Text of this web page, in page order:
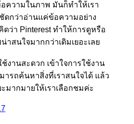
ความในภาพ มันก็ทำให้เรา
ดกว่าอ่านแค่ข้อความอย่าง
ดว่า Pinterest ทำให้การดูหรือ
าสนใจมากกว่าเดิมเยอะเลย
งานสะดวก เข้าใจการใช้งาน
ารถค้นหาสิ่งที่เราสนใจได้ แล้ว
มากมายให้เราเลือกชมค่ะ